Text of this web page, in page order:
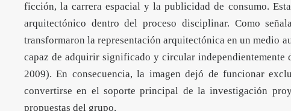
ficción, la carrera espacial y la publicidad de consumo.
arquitectónico dentro del proceso disciplinar. Como
transformaron la representación arquitectónica en un medio
capaz de adquirir significado y circular independientemente
2009). En consecuencia, la imagen dejó de funcionar
convertirse en el soporte principal de la investigación
propuestas del grupo.